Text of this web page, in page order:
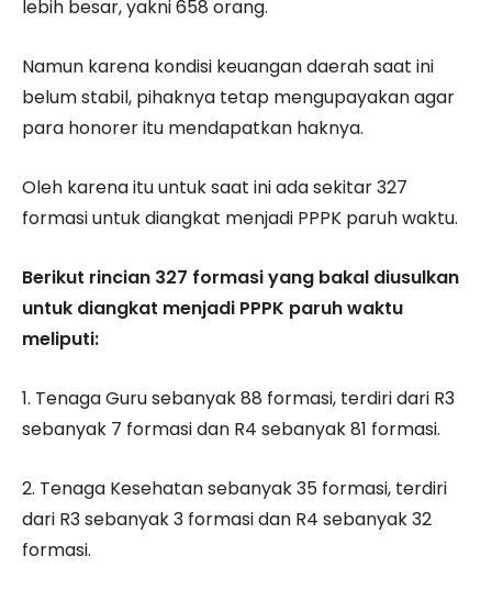
lebih besar, yakni 658 orang.
Namun karena kondisi keuangan daerah saat ini
belum stabil, pihaknya tetap mengupayakan agar
para honorer itu mendapatkan haknya.
Oleh karena itu untuk saat ini ada sekitar 327
formasi untuk diangkat menjadi PPPK paruh waktu.
Berikut rincian 327 formasi yang bakal diusulkan
untuk diangkat menjadi PPPK paruh waktu
meliputi:
1. Tenaga Guru sebanyak 88 formasi, terdiri dari R3
sebanyak 7 formasi dan R4 sebanyak 81 formasi.
2. Tenaga Kesehatan sebanyak 35 formasi, terdiri
dari R3 sebanyak 3 formasi dan R4 sebanyak 32
formasi.